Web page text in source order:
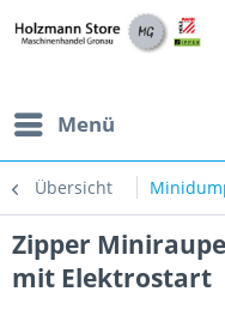
Menü
Übersicht
Zipper
mit Elektrostart